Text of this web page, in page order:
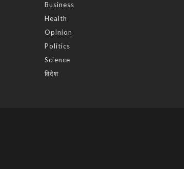
Business
Health
Opinion
Politics
Science
विदेश